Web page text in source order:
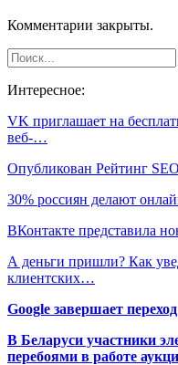
Комментарии закрыты.
Интересное:
VK приглашает на
веб-…
Опубликован Рейтинг
30% россиян делают
ВКонтакте представила
А деньги пришли? Как
клиентских…
Google завершает
В Беларуси участники
перебоями в работе